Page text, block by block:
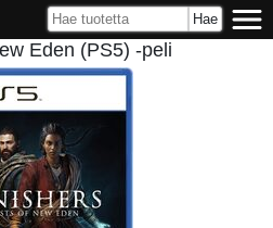
Eden (PS5) -peli